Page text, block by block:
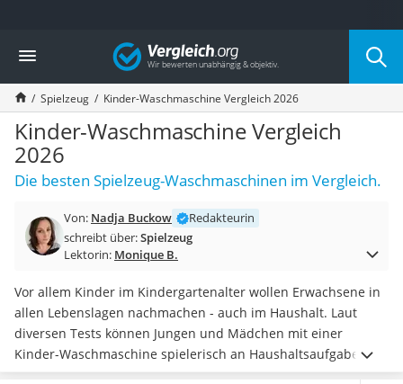
Die beliebtesten Vergleiche nach Kategorie
Kind & Baby
Babyphone mit 2 Kameras
Walkie-Talkie Kinder
Kindermatratzen
Babywippe
Rollschuhe für Kinder
Tischkicker
Kinderschubkarre
Babyschlafsack
Babyphone
Treppenschutzgitter
Kindersitz ab 4 Jahren
Kinderroller 3 Räder
Ferngesteuertes Auto
Vergleich
Spielzeug Kinder-Waschmaschine Vergleich 2026
Kinder-Waschmaschine Vergleich
2026
Die besten Spielzeug-Waschmaschinen im Vergleich.
Von: Nadja Buckow
Redakteurin
schreibt über:Spielzeug
Lektorin: Monique B.
Vor allem Kinder im Kindergartenalter wollen Erwachsene in
allen Lebenslagen nachmachen - auch im Haushalt. Laut
diversen Tests können Jungen und Mädchen mit einer
Kinder-Waschmaschine spielerisch an Haushaltsaufgaben
herangeführt werden. Die Haushalts-Spielgeräte und